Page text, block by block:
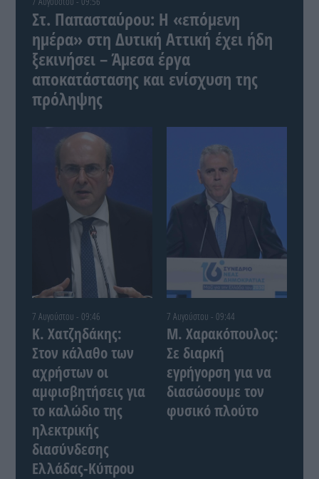
Στ. Παπασταύρου: Η «επόμενη
ημέρα» στη Δυτική Αττική έχει ήδη
ξεκινήσει – Άμεσα έργα
αποκατάστασης και ενίσχυση της
πρόληψης
7 Αυγούστου - 09:46
Κ. Χατζηδάκης:
Στον κάλαθο των
αχρήστων οι
αμφισβητήσεις για
το καλώδιο της
ηλεκτρικής
διασύνδεσης
Ελλάδας-Κύπρου
7 Αυγούστου - 09:44
Μ. Χαρακόπουλος:
Σε διαρκή
εγρήγορση για να
διασώσουμε τον
φυσικό πλούτο